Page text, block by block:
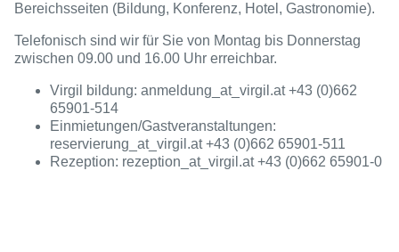
Bereichsseiten (Bildung, Konferenz, Hotel, Gastronomie).
Telefonisch sind wir für Sie von Montag bis Donnerstag
zwischen 09.00 und 16.00 Uhr erreichbar.
Virgil bildung: anmeldung _at_ virgil.at +43 (0)662
65901-514
Einmietungen/Gastveranstaltungen:
reservierung _at_ virgil.at +43 (0)662 65901-511
Rezeption: rezeption _at_ virgil.at +43 (0)662 65901-0